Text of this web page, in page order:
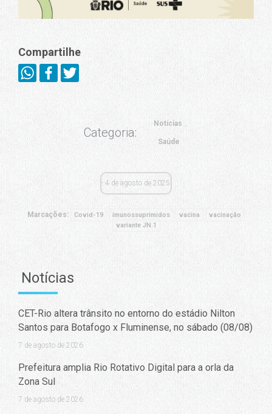
Compartilhe
Categoria:
Notícias
Saúde
4 de agosto de 2025
Marcações: Covid-19 imunossuprimidos vacina
vacinação
variante JN.1
Notícias
CET-Rio altera trânsito no entorno do estádio Nilton
Santos para Botafogo x Fluminense, no sábado (08/08)
7 de agosto de 2026
Prefeitura amplia Rio Rotativo Digital para a orla da
Zona Sul
7 de agosto de 2026